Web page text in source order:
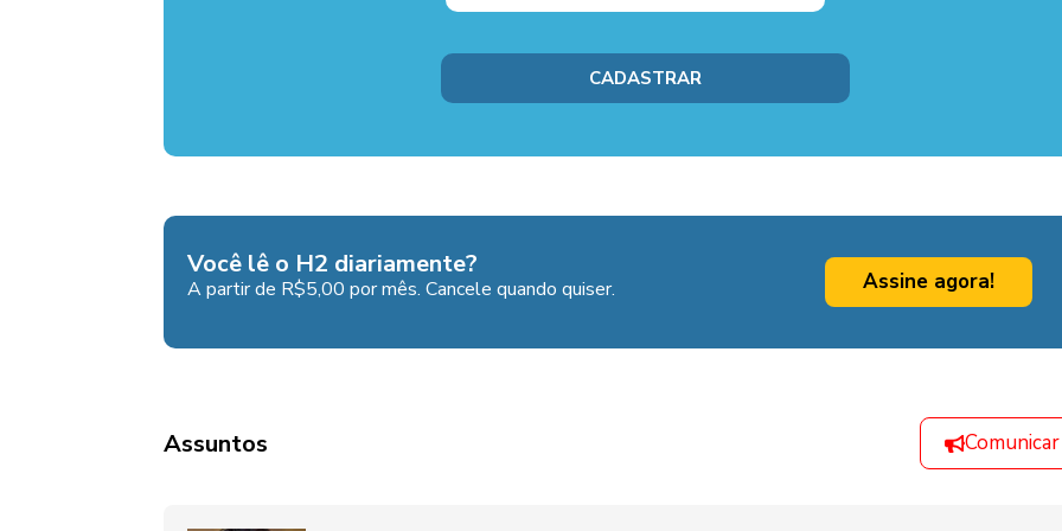
Você lê o H2 diariamente?
A partir de R$5,00 por mês. Cancele quando quiser. Assine agora!
Assuntos